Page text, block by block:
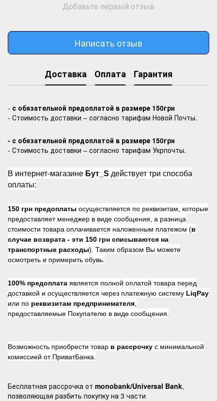
Добавьте первый отзыв
Написать отзыв
Доставка Оплата Гарантия
- с обязательной предоплатой в размере 150грн
- Стоимость доставки – согласно тарифам Новой Почты.
- с обязательной предоплатой в размере 150грн
- Стоимость доставки – согласно тарифам Укрпочты.
В интернет-магазине Бут_S действует три способа
оплаты:
150 грн предоплаты осуществляется по реквизитам, которые
предоставляет менеджер в виде сообщения, а разница
стоимости товара оплачивается наложенным платежом (в
случае возврата - эти 150 грн списываются на
транспортные расходы). Таким образом Вы можете
осмотреть и примерить обувь.
100% предоплата является полной оплатой товара перед
доставкой и осуществляется через платежную систему LiqPay
или по реквизитам предпринимателя
предоставляемые Покупателю в виде сообщения.
Возможность приобрести товар в рассрочку с минимальной
комиссией от ПриватБанка.
Бесплатная рассрочка от monobank/Universal Bank,
позволяющая разбить покупку на 3 части